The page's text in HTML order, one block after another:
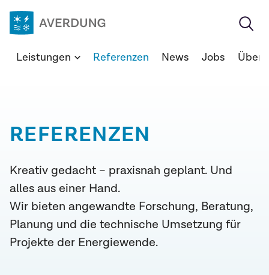
Zum
Inhalt
Ingenieure
Leistungen Referenzen News Jobs Über
REFERENZEN
Kreativ gedacht – praxisnah geplant. Und
alles aus einer Hand.
Wir bieten angewandte Forschung, Beratung,
Planung und die technische Umsetzung für
Projekte der Energiewende.